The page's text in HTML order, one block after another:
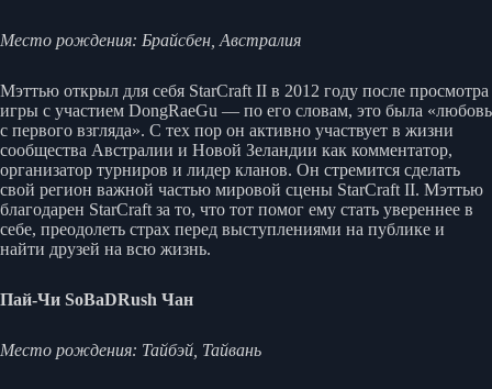
Место рождения: Брайсбен, Австралия
Мэттью открыл для себя StarCraft II в 2012 году после просмотра
игры с участием DongRaeGu — по его словам, это была «любовь
с первого взгляда». С тех пор он активно участвует в жизни
сообщества Австралии и Новой Зеландии как комментатор,
организатор турниров и лидер кланов. Он стремится сделать
свой регион важной частью мировой сцены StarCraft II. Мэттью
благодарен StarCraft за то, что тот помог ему стать увереннее в
себе, преодолеть страх перед выступлениями на публике и
найти друзей на всю жизнь.
Пай-Чи SoBaDRush Чан
Место рождения: Тайбэй, Тайвань